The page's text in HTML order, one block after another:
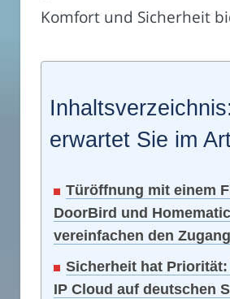
Komfort und Sicherheit
erwartet Sie im
Türöffnung mit einem
DoorBird und
vereinfachen den Zugang
Sicherheit hat
IP Cloud auf deutschen